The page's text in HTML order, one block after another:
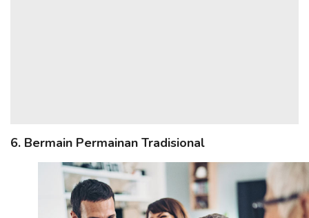
6. Bermain Permainan Tradisional